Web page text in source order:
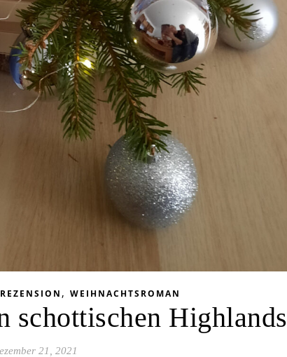
REZENSION , WEIHNACHTSROMAN
schottischen Highlands
21, 2021